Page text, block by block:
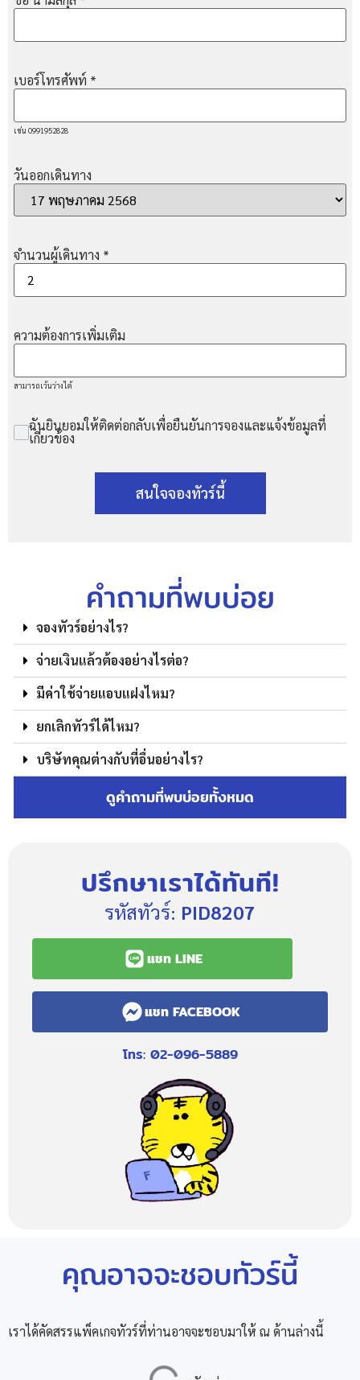
เบอร์โทรศัพท์ *
เช่น 0991952828
วันออกเดินทาง
จำนวนผู้เดินทาง *
ความต้องการเพิ่มเติม
สามารถเว้นว่างได้
ฉันยินยอมให้ติดต่อกลับเพื่อยืนยันการจองและแจ้งข้อมูลที่
เกี่ยวข้อง
สนใจจองทัวร์นี้
คำถามที่พบบ่อย
จองทัวร์อย่างไร?
จ่ายเงินแล้วต้องอย่างไรต่อ?
มีค่าใช้จ่ายแอบแฝงไหม?
ยกเลิกทัวร์ได้ไหม?
บริษัทคุณต่างกับที่อื่นอย่างไร?
ดูคำถามที่พบบ่อยทั้งหมด
ปรึกษาเราได้ทันที!
รหัสทัวร์: PID8207
แชท LINE
แชท FACEBOOK
โทร: 02-096-5889
คุณอาจจะชอบทัวร์นี้
เราได้คัดสรรแพ็คเกจทัวร์ที่ท่านอาจจะชอบมาให้ ณ ด้านล่างนี้